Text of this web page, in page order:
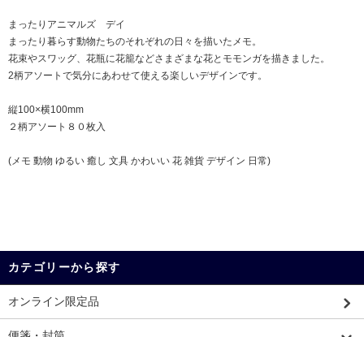
まったりアニマルズ デイ
まったり暮らす動物たちのそれぞれの日々を描いたメモ。
花束やスワッグ、花瓶に花籠などさまざまな花とモモンガを描きました。
2柄アソートで気分にあわせて使える楽しいデザインです。
縦100×横100mm
２柄アソート８０枚入
(メモ 動物 ゆるい 癒し 文具 かわいい 花 雑貨 デザイン 日常)
カテゴリーから探す
オンライン限定品